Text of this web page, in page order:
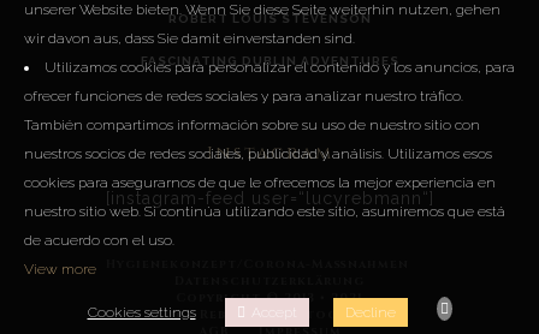
ROBERT LOUIS STEVENSON
FASCINATING DUBLIN ADVENTURES
Instagram
[instagram-feed user=“lucyrebmann“]
Copyright © 2013 • 2021
Lucy Rebmann Photography
unserer Website bieten. Wenn Sie diese Seite weiterhin nutzen, gehen
wir davon aus, dass Sie damit einverstanden sind.
Utilizamos cookies para personalizar el contenido y los anuncios, para
ofrecer funciones de redes sociales y para analizar nuestro tráfico.
También compartimos información sobre su uso de nuestro sitio con
nuestros socios de redes sociales, publicidad y análisis. Utilizamos esos
cookies para asegurarnos de que le ofrecemos la mejor experiencia en
nuestro sitio web. Si continúa utilizando este sitio, asumiremos que está
de acuerdo con el uso.
View more
Cookies settings Accept Decline